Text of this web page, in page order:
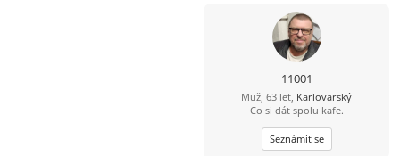
11001
Muž, 63 let, Karlovarský
Co si dát spolu kafe.
Seznámit se